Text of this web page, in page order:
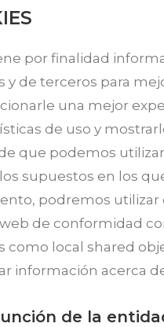
por finalidad
y de terceros para
una mejor
de uso y
que podemos
supuestos en los
podremos
de conformidad
como local shared
información acerca
de la